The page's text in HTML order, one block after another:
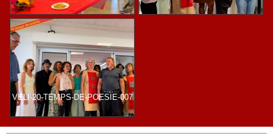
VELI-20-TEMPS-DE-POESIE-007